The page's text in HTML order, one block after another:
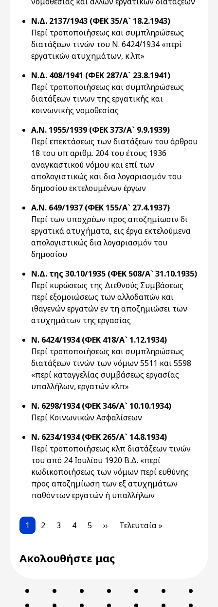
Ν.Δ. 2137/1943 (ΦΕΚ 35/Α` 18.2.1943)
Περί τροποποιήσεως και συμπληρώσεως
διατάξεων τινών του Ν. 6424/1934 «περί
εργατικών ατυχημάτων, κ.λπ»
Ν.Δ. 408/1941 (ΦΕΚ 287/Α` 23.8.1941)
Περί τροποποιήσεως και συμπληρώσεως
διατάξεων τινων της εργατικής και
κοινωνικής νομοθεσίας
Α.Ν. 1955/1939 (ΦΕΚ 373/Α` 9.9.1939)
Περί επεκτάσεως των διατάξεων του άρθρου
18 του υπ αριθμ. 204 του έτους 1936
αναγκαστικού νόμου και επί των
απολογιστικώς και δια λογαριασμόν του
δημοσίου εκτελουμένων έργων
Α.Ν. 649/1937 (ΦΕΚ 155/Α` 27.4.1937)
Περί των υποχρέων προς αποζημίωσιν δι
εργατικά ατυχήματα, εις έργα εκτελούμενα
απολογιστικώς δια λογαριασμόν του
δημοσίου
Ν.Δ. της 30.10/1935 (ΦΕΚ 508/Α` 31.10.1935)
Περί κυρώσεως της Διεθνούς Συμβάσεως
περί εξομοιώσεως των αλλοδαπών και
ιθαγενών εργατών εν τη αποζημιώσει των
ατυχημάτων της εργασίας
Ν. 6424/1934 (ΦΕΚ 418/Α` 1.12.1934)
Περί τροποποιήσεως και συμπληρώσεως
διατάξεων τινών των νόμων 5511 και 5598
«περί καταγγελίας συμβάσεως εργασίας
υπαλλήλων, εργατών κλπ»
Ν. 6298/1934 (ΦΕΚ 346/Α` 10.10.1934)
Περί Κοινωνικών Ασφαλίσεων
Ν. 6234/1934 (ΦΕΚ 265/Α` 14.8.1934)
Περί τροποποιήσεως κλπ διατάξεων τινών
του από 24 Ιουλίου 1920 Β.Δ. «περί
κωδικοποιήσεως των νόμων περί ευθύνης
προς αποζημίωση των εξ ατυχημάτων
παθόντων εργατών ή υπαλλήλων
Pagination
Current page
1 Page
2 Page
3 Page
4 Page
5 Next page
›› Last page
Τελευταία »
Ακολουθήστε μας